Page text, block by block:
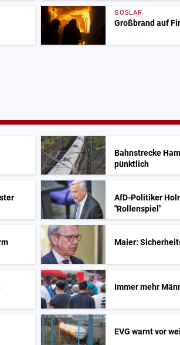
GOSLAR
Großbrand auf
Bahnstrecke
pünktlich
AfD-Politiker
"Rollenspiel"
Maier:
Immer mehr
EVG warnt vor